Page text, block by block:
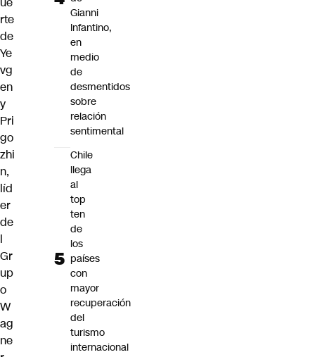
rte
de
Ye
vg
en
y
Pri
go
zhi
n,
líd
er
de
l
Gr
up
o
W
ag
ne
Gianni
Infantino,
en
medio
de
desmentidos
sobre
relación
sentimental
Chile
llega
al
top
ten
de
los
países
con
mayor
recuperación
del
turismo
internacional